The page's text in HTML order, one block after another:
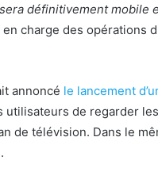
sera définitivement mobile
charge des opérations
annoncé le lancement
utilisateurs de regarder
de télévision. Dans le